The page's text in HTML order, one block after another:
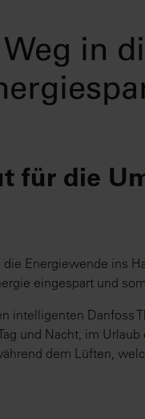
in
für die
Energiewende ins
eingespart und
intelligenten Danfoss
und Nacht, im
dem Lüften,